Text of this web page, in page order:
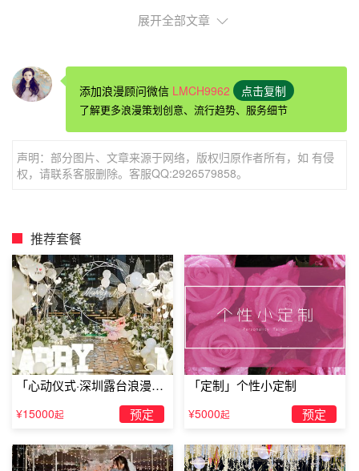
求婚戒指和结婚戒指可以用同一个吗：
样的求婚方式
，但是求婚钻戒可是不能缺少的！钻戒是真爱
的象征，在求婚的时候给心爱的女孩戴上一枚寓意丰富的求
生只送一人，寓意一生只爱一人，很多女孩子在收到这样一
展开全部文章
添加浪漫顾问微信 LMCH9962 点击复制
了解更多浪漫策划创意、流行趋势、服务细节
声明：部分图片、文章来源于网络，版权归原作者所有，如 有侵
权，请联系客服删除。客服QQ:2926579858。
推荐套餐
「心动仪式·深圳露台浪漫求
婚」
¥15000起 预定
「定制」个性小定制
¥5000起 预定